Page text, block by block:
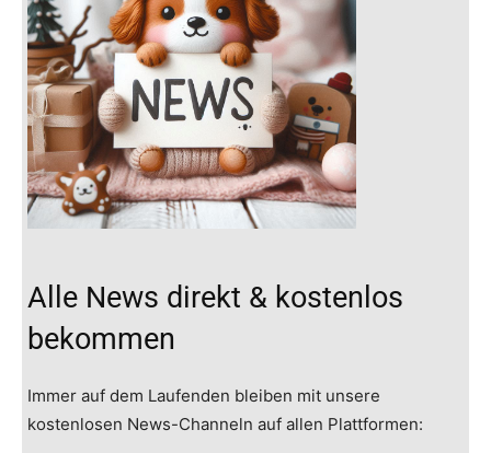
Alle News direkt & kostenlos
bekommen
Immer auf dem Laufenden bleiben mit unsere
kostenlosen News-Channeln auf allen Plattformen: